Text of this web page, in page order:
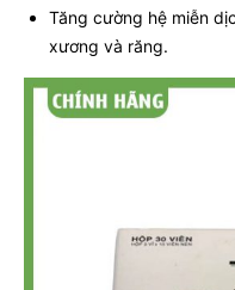
Tăng cường hệ miễn
xương và răng.